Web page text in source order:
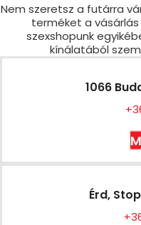
Nem szeretsz a futárra
terméket a
szexshopunk
kínálatából
1066
Érd,